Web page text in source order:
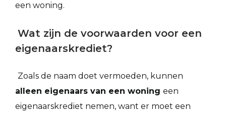
een woning.
Wat zijn de voorwaarden voor een
eigenaarskrediet?
Zoals de naam doet vermoeden, kunnen
alleen eigenaars van een woning een
eigenaarskrediet nemen, want er moet een